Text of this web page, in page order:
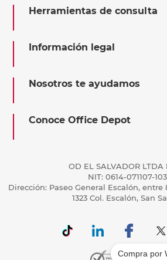
Herramientas de consulta
Información legal
Nosotros te ayudamos
Conoce Office Depot
OD EL SALVADOR LTDA
NIT: 0614-071107-
Dirección: Paseo General Escalón, entre
1323 Col. Escalón, San
Compra por